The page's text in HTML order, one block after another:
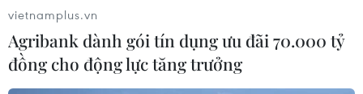
vietnamplus.vn
Agribank dành gói tín dụng ưu đãi 70.000 tỷ
đồng cho động lực tăng trưởng